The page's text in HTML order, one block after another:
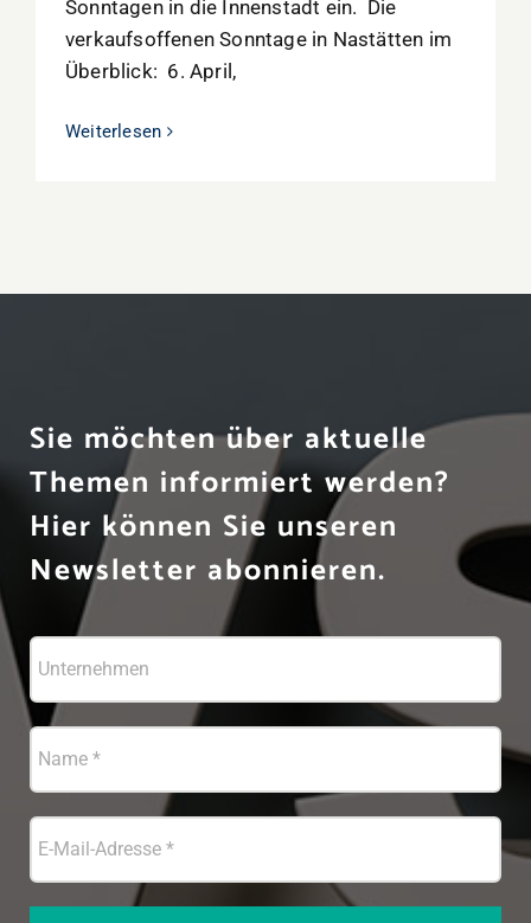
Sonntagen in die Innenstadt ein. Die
verkaufsoffenen Sonntage in Nastätten im
Überblick: 6. April,
Weiterlesen
Sie möchten über aktuelle
Themen informiert werden?
Hier können Sie unseren
Newsletter abonnieren.